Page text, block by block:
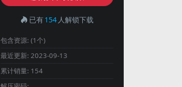
已有154 人解锁下载
包含资源: (1个)
最近更新: 2023-09-13
累计销量: 154